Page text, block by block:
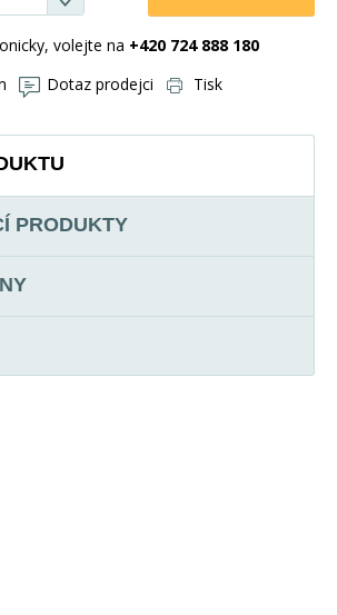
volejte na +420 724 888 180
Dotaz prodejci Tisk
PRODUKTY